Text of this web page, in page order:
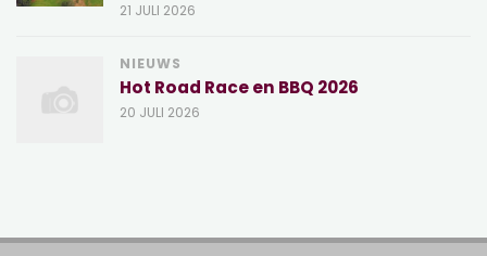
21 JULI 2026
NIEUWS
Hot Road Race en BBQ 2026
20 JULI 2026